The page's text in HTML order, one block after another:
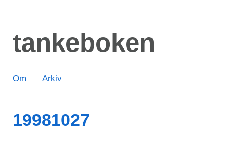
huvudinnehåll
tankeboken
Om Arkiv
19981027